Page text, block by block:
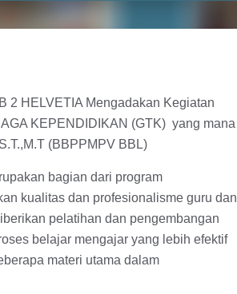
2 HELVETIA Mengadakan Kegiatan
KEPENDIDIKAN (GTK) yang mana
(BBPPMPV BBL)
bagian dari program
kualitas dan profesionalisme guru dan
pelatihan dan pengembangan
belajar mengajar yang lebih efektif
materi utama dalam